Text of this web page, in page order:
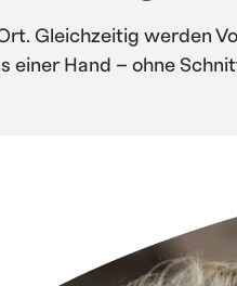
Gleichzeitig werden
einer Hand – ohne